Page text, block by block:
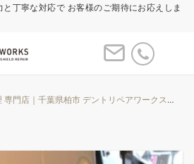
丁寧な対応で お客様のご期待にお応えしま
専門店｜千葉県柏市 デントリペアワークス